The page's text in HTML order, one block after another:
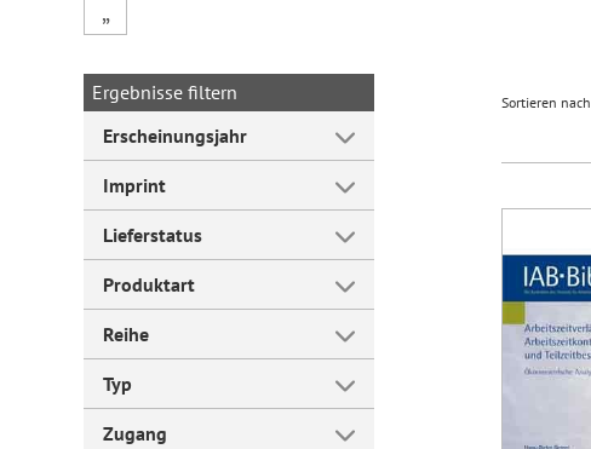
Forum Arbeitslehre
„
Ergebnisse filtern
Erscheinungsjahr
Imprint
Lieferstatus
Produktart
Reihe
Typ
Zugang
Sortieren nach